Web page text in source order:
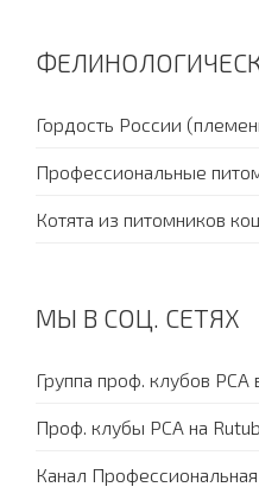
Гордость России
Профессиональные
Котята из питомников
МЫ В СОЦ. СЕТЯХ
Группа проф. клубов PCA
Проф. клубы PCA на
Канал